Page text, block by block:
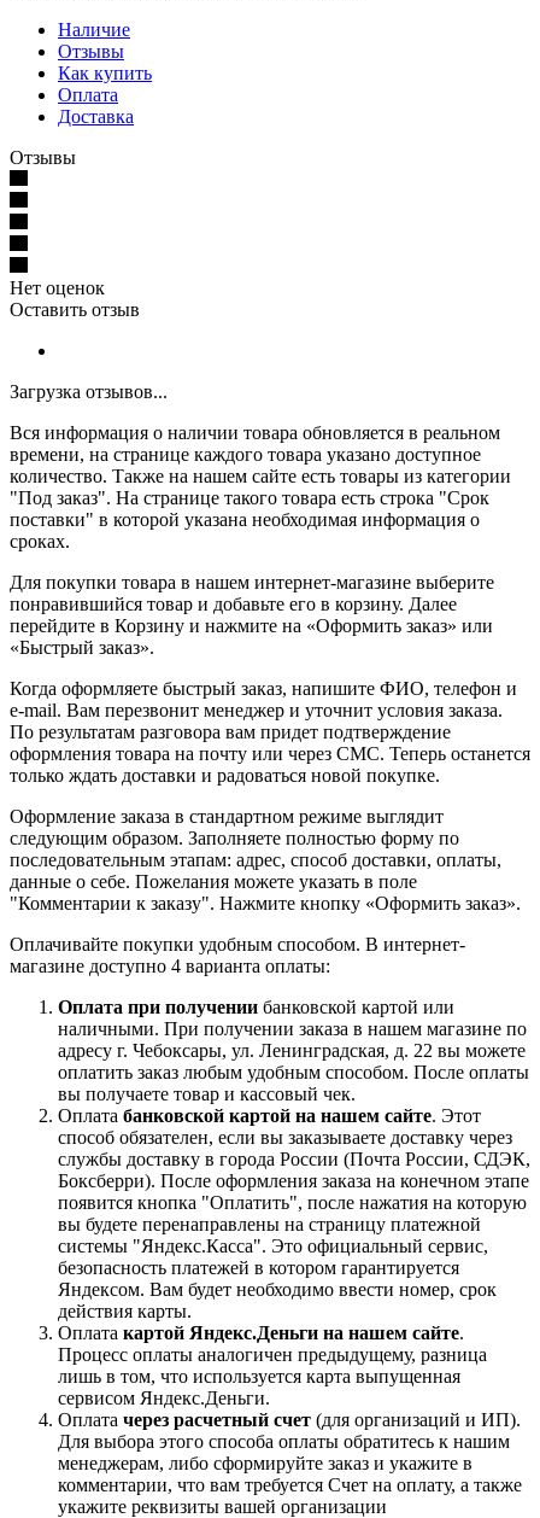
Наличие
Отзывы
Как купить
Оплата
Доставка
Отзывы
Нет оценок
Оставить отзыв
Загрузка отзывов...
Вся информация о наличии товара обновляется в реальном
времени, на странице каждого товара указано доступное
количество. Также на нашем сайте есть товары из категории
"Под заказ". На странице такого товара есть строка "Срок
поставки" в которой указана необходимая информация о
сроках.
Для покупки товара в нашем интернет-магазине выберите
понравившийся товар и добавьте его в корзину. Далее
перейдите в Корзину и нажмите на «Оформить заказ» или
«Быстрый заказ».
Когда оформляете быстрый заказ, напишите ФИО, телефон и
e-mail. Вам перезвонит менеджер и уточнит условия заказа.
По результатам разговора вам придет подтверждение
оформления товара на почту или через СМС. Теперь останется
только ждать доставки и радоваться новой покупке.
Оформление заказа в стандартном режиме выглядит
следующим образом. Заполняете полностью форму по
последовательным этапам: адрес, способ доставки, оплаты,
данные о себе. Пожелания можете указать в поле
"Комментарии к заказу". Нажмите кнопку «Оформить заказ».
Оплачивайте покупки удобным способом. В интернет-
магазине доступно 4 варианта оплаты:
Оплата при получении банковской картой или
наличными. При получении заказа в нашем магазине по
адресу г. Чебоксары, ул. Ленинградская, д. 22 вы можете
оплатить заказ любым удобным способом. После оплаты
вы получаете товар и кассовый чек.
Оплата банковской картой на нашем сайте. Этот
способ обязателен, если вы заказываете доставку через
службы доставку в города России (Почта России, СДЭК,
Боксберри). После оформления заказа на конечном этапе
появится кнопка "Оплатить", после нажатия на которую
вы будете перенаправлены на страницу платежной
системы "Яндекс.Касса". Это официальный сервис,
безопасность платежей в котором гарантируется
Яндексом. Вам будет необходимо ввести номер, срок
действия карты.
Оплата картой Яндекс.Деньги на нашем сайте.
Процесс оплаты аналогичен предыдущему, разница
лишь в том, что используется карта выпущенная
сервисом Яндекс.Деньги.
Оплата через расчетный счет (для организаций и ИП).
Для выбора этого способа оплаты обратитесь к нашим
менеджерам, либо сформируйте заказ и укажите в
комментарии, что вам требуется Счет на оплату, а также
укажите реквизиты вашей организации